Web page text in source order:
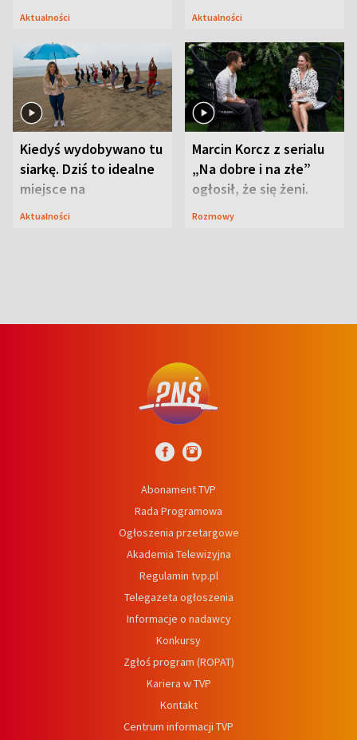
Przyrodnicy zwracają
Aktualności
Tarnobrzeskim
Aktualności
Kiedyś wydobywano tu
siarkę. Dziś to idealne
miejsce na
wypoczynek
Aktualności
Marcin Korcz z serialu
„Na dobre i na złe”
ogłosił, że się żeni.
Zdradził, co zmienił
Rozmowy
Abonament TVP
Rada Programowa
Ogłoszenia przetargowe
Akademia Telewizyjna
Regulamin tvp.pl
Telegazeta ogłoszenia
Informacje o nadawcy
Konkursy
Zgłoś program (ROPAT)
Kariera w TVP
Kontakt
Centrum informacji TVP